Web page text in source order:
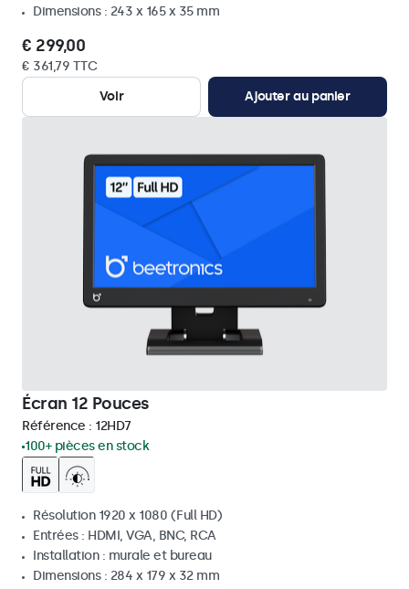
Dimensions : 243 x 165 x 35 mm
€ 299,00
€ 361,79 TTC
Voir
Ajouter au panier
Écran 12 Pouces
Référence : 12HD7
100+ pièces en stock
Résolution 1920 x 1080 (Full HD)
Entrées : HDMI, VGA, BNC, RCA
Installation : murale et bureau
Dimensions : 284 x 179 x 32 mm